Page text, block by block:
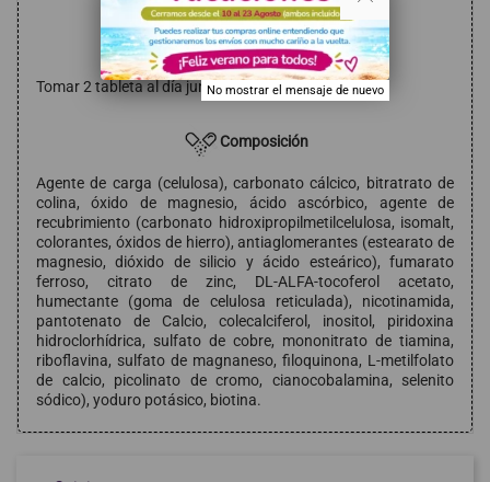
Modo de empleo
Tomar 2 tableta al día juntas o separadas.
Composición
Agente de carga (celulosa), carbonato cálcico, bitratrato de
colina, óxido de magnesio, ácido ascórbico, agente de
recubrimiento (carbonato hidroxipropilmetilcelulosa, isomalt,
colorantes, óxidos de hierro), antiaglomerantes (estearato de
magnesio, dióxido de silicio y ácido esteárico), fumarato
ferroso, citrato de zinc, DL-ALFA-tocoferol acetato,
humectante (goma de celulosa reticulada), nicotinamida,
pantotenato de Calcio, colecalciferol, inositol, piridoxina
hidroclorhídrica, sulfato de cobre, mononitrato de tiamina,
riboflavina, sulfato de magnaneso, filoquinona, L-metilfolato
de calcio, picolinato de cromo, cianocobalamina, selenito
sódico), yoduro potásico, biotina.
No mostrar el mensaje de nuevo